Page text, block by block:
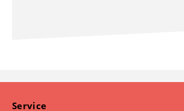
Service